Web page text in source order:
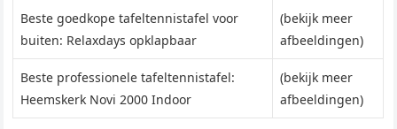
Beste goedkope tafeltennistafel voor
buiten: Relaxdays opklapbaar
(bekijk meer
afbeeldingen)
Beste professionele tafeltennistafel:
Heemskerk Novi 2000 Indoor
(bekijk meer
afbeeldingen)